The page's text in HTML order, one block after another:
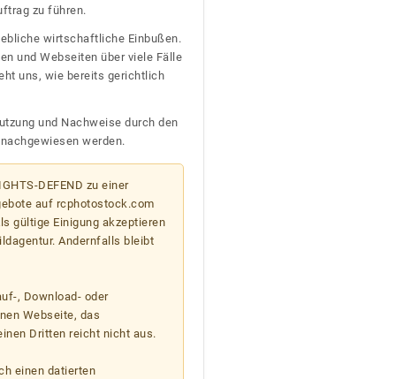
zu führen.
wirtschaftliche Einbußen.
und Webseiten über viele Fälle
uns, wie bereits gerichtlich
und Nachweise durch den
werden.
DEFEND zu einer
auf rcphotostock.com
gültige Einigung akzeptieren
Andernfalls bleibt
, Download- oder
Webseite, das
Dritten reicht nicht aus.
einen datierten